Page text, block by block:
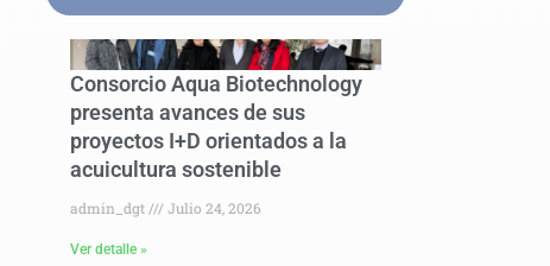
Consorcio Aqua Biotechnology
presenta avances de sus
proyectos I+D orientados a la
acuicultura sostenible
admin_dgt Julio 24, 2026
Ver detalle »